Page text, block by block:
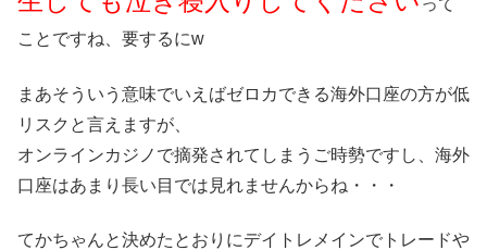
って
ことですね、要するにw
まあそういう意味でいえばゼロカできる海外口座の方が低
リスクと言えますが、
オンラインカジノで摘発されてしまうご時勢ですし、海外
口座はあまり長い目では見れませんからね・・・
てかちゃんと決めたとおりにデイトレメインでトレードや